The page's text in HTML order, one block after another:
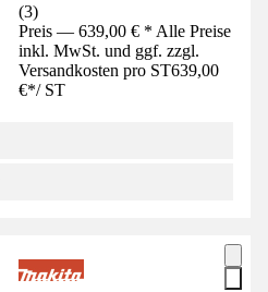
(3)
Preis — 639,00 € * Alle Preise
inkl. MwSt. und ggf. zzgl.
Versandkosten pro ST639,00
€*/ ST